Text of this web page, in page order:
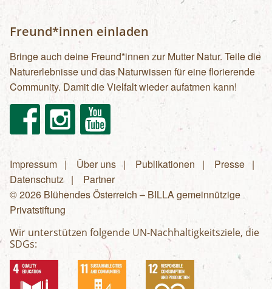
Freund*innen einladen
Bringe auch deine Freund*innen zur Mutter Natur. Teile die
Naturerlebnisse und das Naturwissen für eine florierende
Community. Damit die Vielfalt wieder aufatmen kann!
FacebookInstagram Youtube
Fußzeilenmenü
Impressum Über uns Publikationen
Presse
Datenschutz
Partner
© 2026 Blühendes Österreich – BILLA gemeinnützige
Privatstiftung
Wir unterstützen folgende UN-Nachhaltigkeitsziele, die
SDGs: